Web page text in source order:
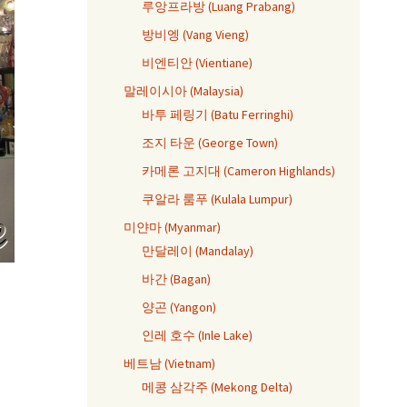
루앙프라방 (Luang Prabang)
방비엥 (Vang Vieng)
비엔티안 (Vientiane)
말레이시아 (Malaysia)
바투 페링기 (Batu Ferringhi)
조지 타운 (George Town)
카메론 고지대 (Cameron Highlands)
쿠알라 룸푸 (Kulala Lumpur)
미얀마 (Myanmar)
만달레이 (Mandalay)
바간 (Bagan)
양곤 (Yangon)
인레 호수 (Inle Lake)
베트남 (Vietnam)
메콩 삼각주 (Mekong Delta)